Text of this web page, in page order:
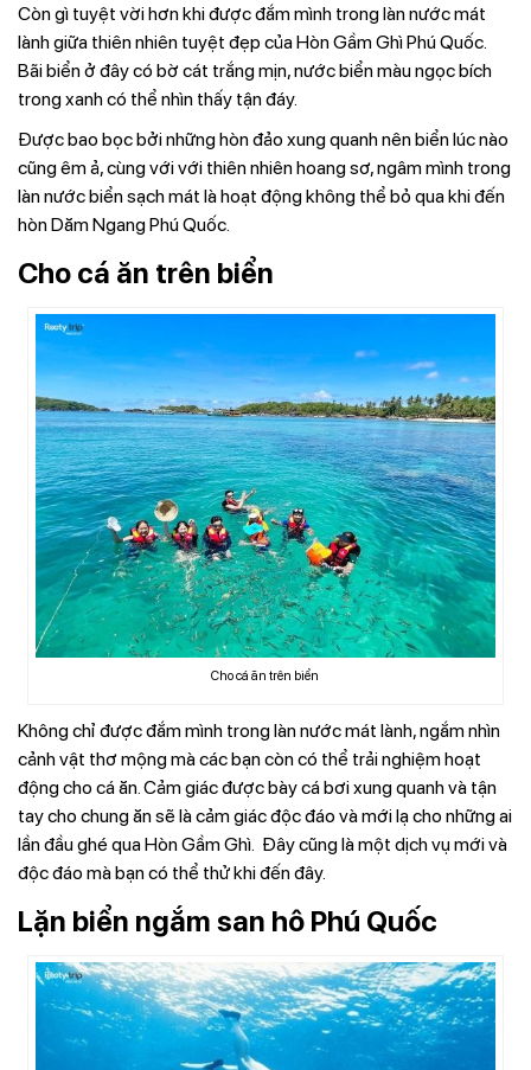
Còn gì tuyệt vời hơn khi được đắm mình trong làn nước mát
lành giữa thiên nhiên tuyệt đẹp của Hòn Gầm Ghì Phú Quốc.
Bãi biển ở đây có bờ cát trắng mịn, nước biển màu ngọc bích
trong xanh có thể nhìn thấy tận đáy.
Được bao bọc bởi những hòn đảo xung quanh nên biển lúc nào
cũng êm ả, cùng với với thiên nhiên hoang sơ, ngâm mình trong
làn nước biển sạch mát là hoạt động không thể bỏ qua khi đến
hòn Dăm Ngang Phú Quốc.
Cho cá ăn trên biển
Cho cá ăn trên biển
Không chỉ được đắm mình trong làn nước mát lành, ngắm nhìn
cảnh vật thơ mộng mà các bạn còn có thể trải nghiệm hoạt
động cho cá ăn. Cảm giác được bày cá bơi xung quanh và tận
tay cho chung ăn sẽ là cảm giác độc đáo và mới lạ cho những ai
lần đầu ghé qua Hòn Gầm Ghì. Đây cũng là một dịch vụ mới và
độc đáo mà bạn có thể thử khi đến đây.
Lặn biển ngắm san hô Phú Quốc